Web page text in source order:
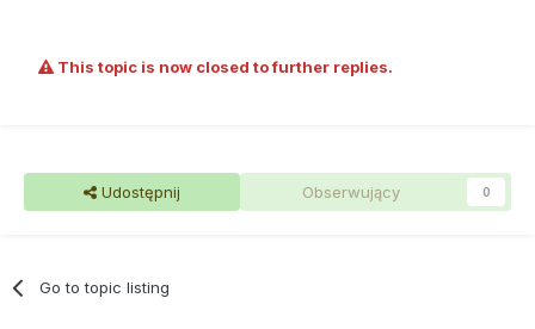
This topic is now closed to further replies.
Udostępnij Obserwujący 0
Go to topic listing